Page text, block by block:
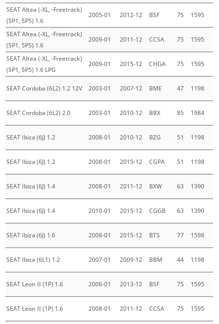
SEAT Altea (-XL, -Freetrack)
(5P1, 5P5) 1.6
2005-01 2012-12 BSF 75 1595
SEAT Altea (-XL, -Freetrack)
(5P1, 5P5) 1.6
2009-01 2011-12 CCSA 75 1595
SEAT Altea (-XL, -Freetrack)
(5P1, 5P5) 1.6 LPG
2009-01 2015-12 CHGA 75 1595
SEAT Cordoba (6L2) 1.2 12V 2003-01 2007-12 BME 47 1198
SEAT Cordoba (6L2) 2.0 2003-01 2010-12 BBX 85 1984
SEAT Ibiza (6J) 1.2 2008-01 2010-12 BZG 51 1198
SEAT Ibiza (6J) 1.2 2008-01 2015-12 CGPA 51 1198
SEAT Ibiza (6J) 1.4 2008-01 2011-12 BXW 63 1390
SEAT Ibiza (6J) 1.4 2010-01 2015-12 CGGB 63 1390
SEAT Ibiza (6J) 1.6 2008-01 2015-12 BTS 77 1598
SEAT Ibiza (6L1) 1.2 2007-01 2009-12 BBM 44 1198
SEAT Leon II (1P) 1.6 2006-01 2013-12 BSF 75 1595
SEAT Leon II (1P) 1.6 2008-01 2011-12 CCSA 75 1595